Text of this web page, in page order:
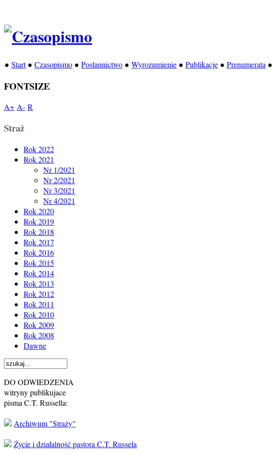
● Start● Czasopismo ● Posłannictwo ● Wyrozumienie ● Publikacje ● Prenumerata ●
FONTSIZE
A+ A- R
Straż
Rok 2022
Rok 2021
Nr 1/2021
Nr 2/2021
Nr 3/2021
Nr 4/2021
Rok 2020
Rok 2019
Rok 2018
Rok 2017
Rok 2016
Rok 2015
Rok 2014
Rok 2013
Rok 2012
Rok 2011
Rok 2010
Rok 2009
Rok 2008
Dawne
DO ODWIEDZENIA
witryny publikujace
pisma C.T. Russella:
Archiwum "Straży"
Życie i działalność pastora C.T. Russela